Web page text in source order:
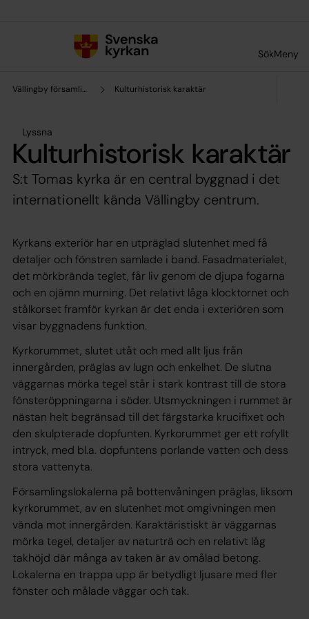
SökMeny
Vällingby församling Kulturhistorisk karaktär
Lyssna
Kulturhistorisk karaktär
S:t Tomas kyrka är en central byggnad i det
internationellt kända Vällingby centrum.
Kyrkans exteriör har en utpräglad slutenhet med få
detaljer och fönstren samlade i band. Fasadmaterialet,
det mörkbrända teglet, får liv genom de djupa fogarna
och en ojämn murning. Det relativt låga klocktornet och
stålkorset framför kyrkan är det enda i exteriören som
visar byggnadens funktion.
Kyrkorummet, slutet utåt och med allt ljus från
innergården, präglas av lugn och enkelhet. De slutna
väggarnas mörka tegel står i stark kontrast till de stora
fönsteröppningarna i söder. Utsmyckningen i rummet är
nästan helt begränsad till det färgstarka krucifixet och
den skulpterade dopfunten. Kyrkorummet ger ett rofyllt
intryck, med bl.a. dopfuntens porlande vatten och dess
stora vattenyta.
Församlingslokalerna på bottenvåningen präglas, liksom
kyrkorummet, av en slutenhet mot omgivningen men
vända mot innergården. Karaktäristiskt är väggarnas
mörka tegel, detaljer av naturträ och en relativt låg
takhöjd där många av taken är av omålad betong.
Lokalerna en trappa upp är betydligt ljusare med fler
fönster och målade väggar och tak.